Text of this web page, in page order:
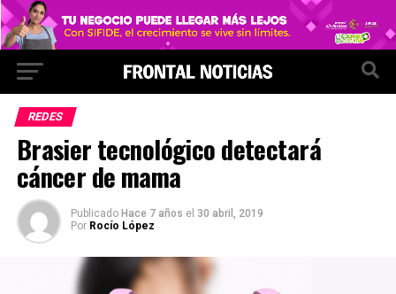
REDES
Brasier tecnológico detectará
cáncer de mama
Publicado Hace 7 años el 30 abril, 2019
Por Rocío López